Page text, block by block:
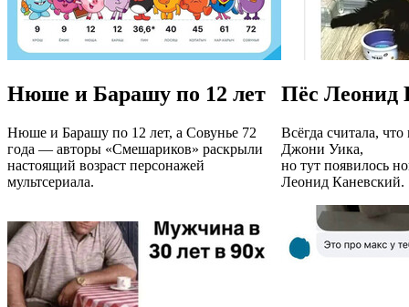
Нюше и Барашу по 12 лет
Нюше и Барашу по 12 лет, а Совунье 72
года — авторы «Смешариков» раскрыли
настоящий возраст персонажей
мультсериала.
Пёс Леонид
Всёгда считала,
Джони Уика,
но тут появилось
Леонид Каневский.